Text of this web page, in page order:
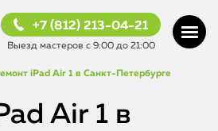
+7 (812) 213-04-21
Выезд мастеров с 9:00 до 21:00
iPad Air 1 в Санкт-Петербурге
Air 1 в